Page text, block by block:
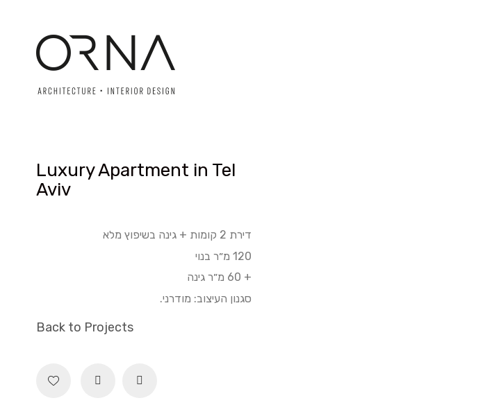
Luxury Apartment in Tel
Aviv
דירת 2 קומות + גינה בשיפוץ מלא
120 מ״ר בנוי
+ 60 מ״ר גינה
סגנון העיצוב: מודרני.
Back to Projects